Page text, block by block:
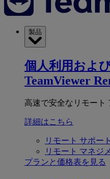
製品
個人利用およ
TeamViewer
高速で安全なリモート
詳細はこちら
リモート サポート
リモート マネジ
プランと価格表を見る